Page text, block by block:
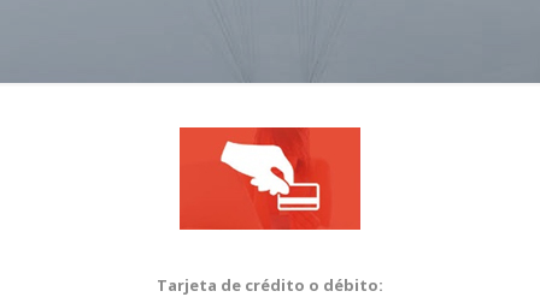
Tarjeta de crédito o débito: